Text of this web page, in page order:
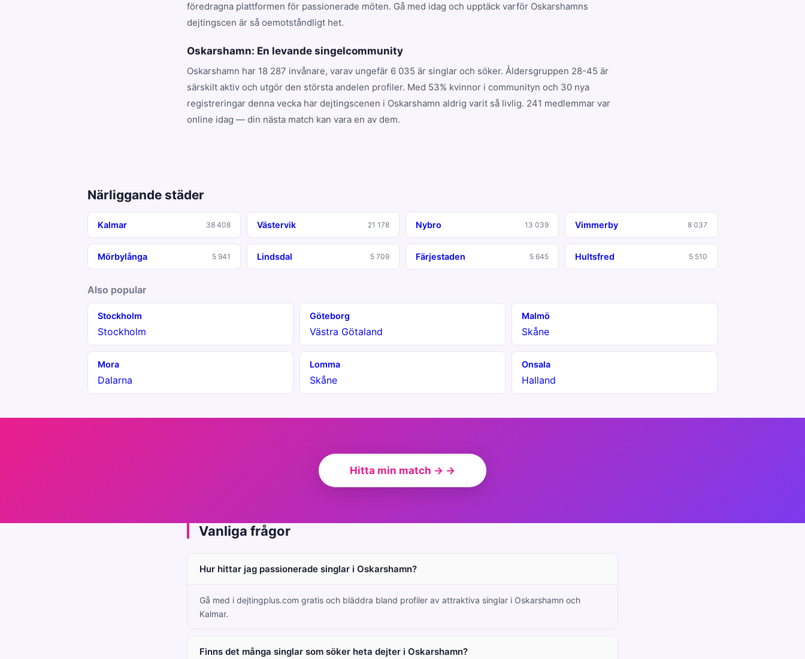
föredragna plattformen för passionerade möten. Gå med idag och upptäck varför Oskarshamns
dejtingscen är så oemotståndligt het.
Oskarshamn: En levande singelcommunity
Oskarshamn har 18 287 invånare, varav ungefär 6 035 är singlar och söker. Åldersgruppen 28-45 är
särskilt aktiv och utgör den största andelen profiler. Med 53% kvinnor i communityn och 30 nya
registreringar denna vecka har dejtingscenen i Oskarshamn aldrig varit så livlig. 241 medlemmar var
online idag — din nästa match kan vara en av dem.
Närliggande städer
Kalmar 38 408 Västervik 21 178 Nybro 13 039 Vimmerby 8 037
Mörbylånga 5 941 Lindsdal 5 709 Färjestaden 5 645 Hultsfred 5 510
Also popular
Stockholm
Stockholm
Göteborg
Västra Götaland
Malmö
Skåne
Mora
Dalarna
Lomma
Skåne
Onsala
Halland
Hitta min match → →
Vanliga frågor
Hur hittar jag passionerade singlar i Oskarshamn?
Gå med i dejtingplus.com gratis och bläddra bland profiler av attraktiva singlar i Oskarshamn och
Kalmar.
Finns det många singlar som söker heta dejter i Oskarshamn?